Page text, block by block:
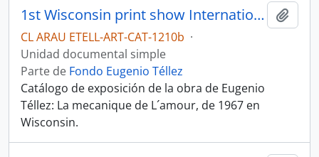
1st Wisconsin print show International
CL ARAU ETELL-ART-CAT-1210b ·
Unidad documental simple
Parte de Fondo Eugenio Téllez
Catálogo de exposición de la obra de Eugenio
Téllez: La mecanique de L´amour, de 1967 en
Wisconsin.